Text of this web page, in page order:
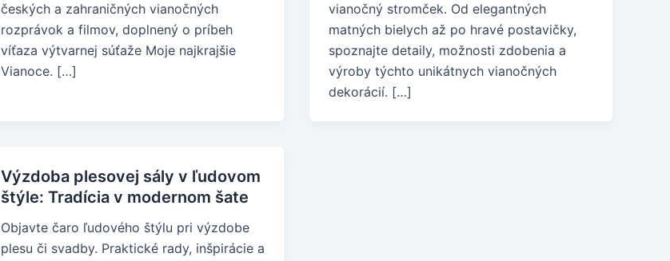
českých a zahraničných vianočných
rozprávok a filmov, doplnený o príbeh
víťaza výtvarnej súťaže Moje najkrajšie
Vianoce. […]
vianočný stromček. Od elegantných
matných bielych až po hravé postavičky,
spoznajte detaily, možnosti zdobenia a
výroby týchto unikátnych vianočných
dekorácií. […]
Výzdoba plesovej sály v ľudovom
štýle: Tradícia v modernom šate
Objavte čaro ľudového štýlu pri výzdobe
plesu či svadby. Praktické rady, inšpirácie a